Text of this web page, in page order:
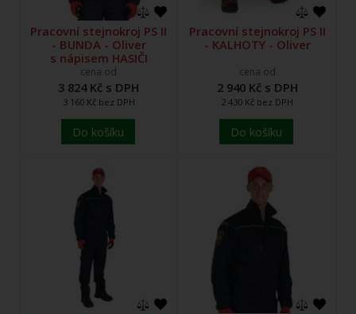
Pracovní stejnokroj PS II
- BUNDA - Oliver
s nápisem HASIČI
cena od
3 824 Kč s DPH
3 160 Kč bez DPH
Do košíku
Pracovní stejnokroj PS II
- KALHOTY - Oliver
cena od
2 940 Kč s DPH
2 430 Kč bez DPH
Do košíku